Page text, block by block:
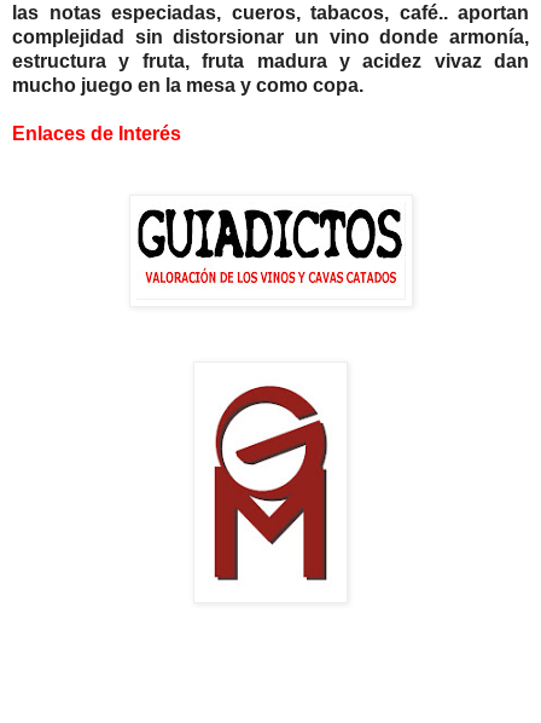
las notas especiadas, cueros, tabacos, café.. aportan
complejidad sin distorsionar un vino donde armonía,
estructura y fruta, fruta madura y acidez vivaz dan
mucho juego en la mesa y como copa.
Enlaces de Interés